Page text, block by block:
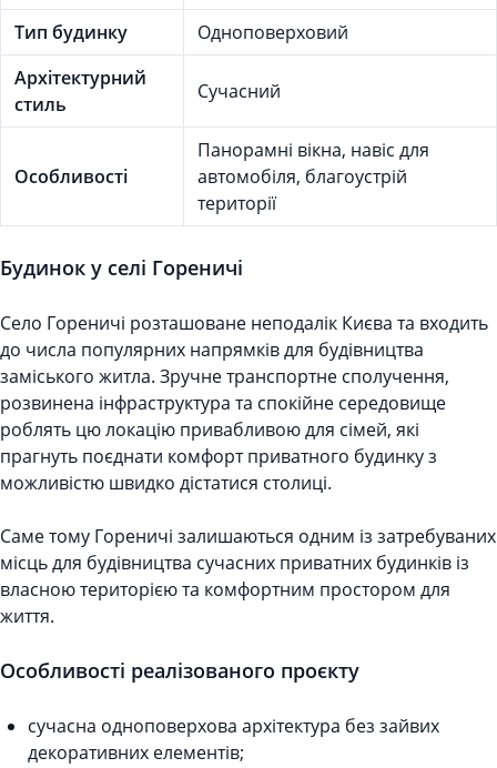
Тип будинку
Одноповерховий
Архітектурний
стиль
Сучасний
Особливості
Панорамні вікна, навіс для
автомобіля, благоустрій
території
Будинок у селі Гореничі
Село Гореничі розташоване неподалік Києва та входить
до числа популярних напрямків для будівництва
заміського житла. Зручне транспортне сполучення,
розвинена інфраструктура та спокійне середовище
роблять цю локацію привабливою для сімей, які
прагнуть поєднати комфорт приватного будинку з
можливістю швидко дістатися столиці.
Саме тому Гореничі залишаються одним із затребуваних
місць для будівництва сучасних приватних будинків із
власною територією та комфортним простором для
життя.
Особливості реалізованого проєкту
сучасна одноповерхова архітектура без зайвих
декоративних елементів;